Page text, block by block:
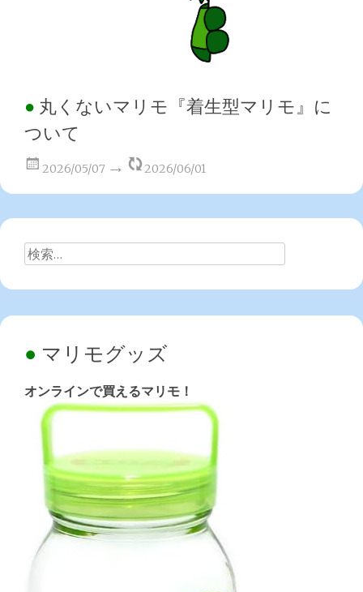
丸くないマリモ『着生型マリモ』に
ついて
2026/05/07 2026/06/01
検
索:
マリモグッズ
オンラインで買えるマリモ！